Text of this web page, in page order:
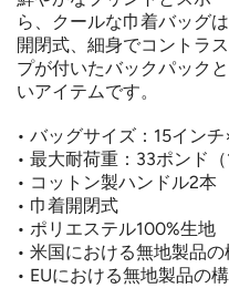
商品スタ
ください
破
棄
デザインを
編集する
ログイン
保存
デザインは下書きとし
保存してください。
商品を選
デザイン
る
ら、クールな巾着バッグ
開閉式、細身でコントラ
プが付いたバックパック
いアイテムです。
• バッグサイズ：15イン
• 最大耐荷重：33ポンド（
• コットン製ハンドル2本
• 巾着開閉式
• ポリエステル100%生地
• 米国における無地製品
• EUにおける無地製品の